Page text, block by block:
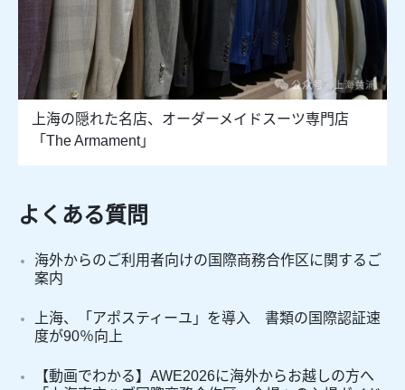
上海の隠れた名店、オーダーメイドスーツ専門店
「The Armament」
よくある質問
海外からのご利用者向けの国際商務合作区に関するご
案内
上海、「アポスティーユ」を導入 書類の国際認証速
度が90％向上
【動画でわかる】AWE2026に海外からお越しの方へ